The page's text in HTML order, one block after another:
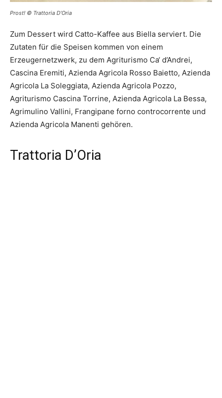
Prost! © Trattoria D’Oria
Zum Dessert wird Catto-Kaffee aus Biella serviert. Die
Zutaten für die Speisen kommen von einem
Erzeugernetzwerk, zu dem Agriturismo Ca‘ d’Andrei,
Cascina Eremiti, Azienda Agricola Rosso Baietto, Azienda
Agricola La Soleggiata, Azienda Agricola Pozzo,
Agriturismo Cascina Torrine, Azienda Agricola La Bessa,
Agrimulino Vallini, Frangipane forno controcorrente und
Azienda Agricola Manenti gehören.
Trattoria D’Oria